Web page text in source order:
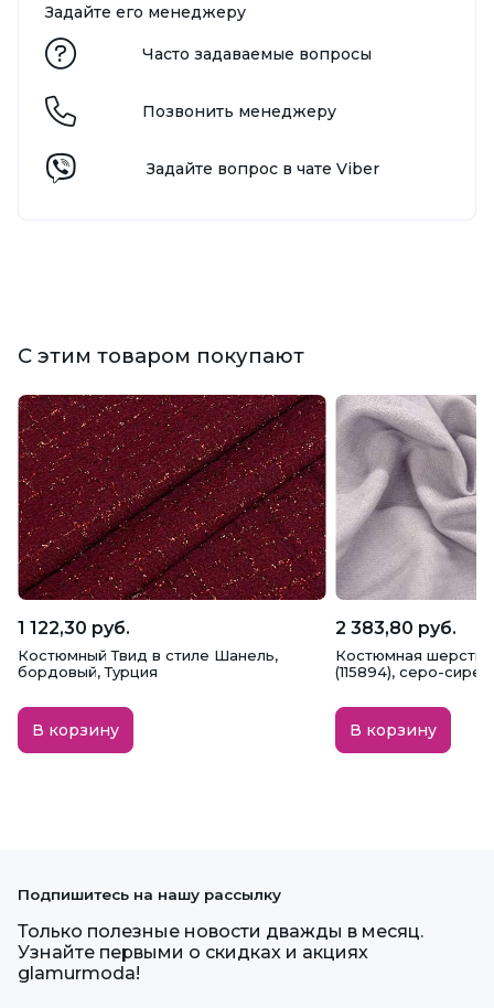
Задайте его менеджеру
Часто задаваемые вопросы
Позвонить менеджеру
Задайте вопрос в чате Viber
С этим товаром покупают
1 122,30 руб.
Костюмный Твид в стиле Шанель,
бордовый, Турция
В корзину
2 383,80 руб.
Костюмная шерсть
(115894), серо-
В корзину
Подпишитесь на нашу рассылку
Только полезные новости дважды в месяц.
Узнайте первыми о скидках и акциях
glamurmoda!